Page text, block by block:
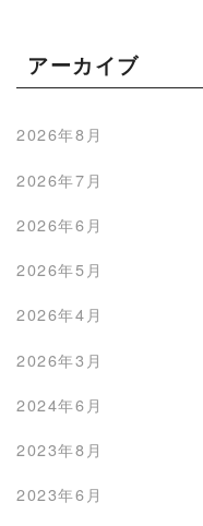
アーカイブ
2026年8月
2026年7月
2026年6月
2026年5月
2026年4月
2026年3月
2024年6月
2023年8月
2023年6月